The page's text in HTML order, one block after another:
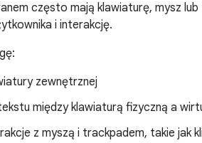
często mają klawiaturę, mysz
i interakcję.
zewnętrznej
między klawiaturą fizyczną a
z myszą i trackpadem, takie jak